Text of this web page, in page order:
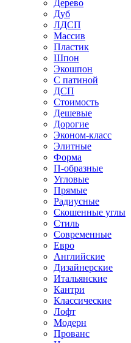
Дерево
Дуб
ЛДСП
Массив
Пластик
Шпон
Экошпон
С патиной
ДСП
Стоимость
Дешевые
Дорогие
Эконом-класс
Элитные
Форма
П-образные
Угловые
Прямые
Радиусные
Скошенные углы
Стиль
Современные
Евро
Английские
Дизайнерские
Итальянские
Кантри
Классические
Лофт
Модерн
Прованс